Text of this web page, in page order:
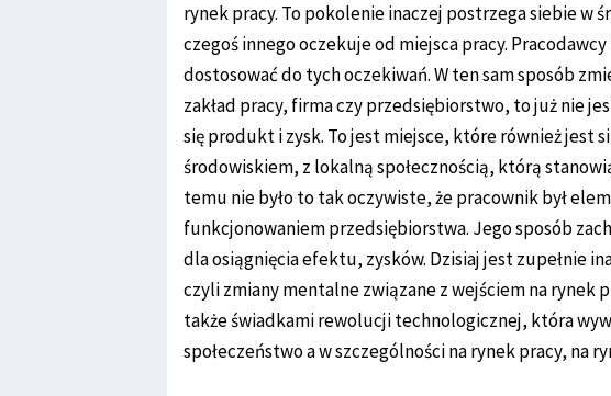
rynek pracy. To pokolenie inaczej postrzega siebie w
czegoś innego oczekuje od miejsca pracy.
dostosować do tych oczekiwań. W ten sam sposób
zakład pracy, firma czy przedsiębiorstwo, to już nie
się produkt i zysk. To jest miejsce, które również jest
środowiskiem, z lokalną społecznością, którą
temu nie było to tak oczywiste, że pracownik był
funkcjonowaniem przedsiębiorstwa. Jego sposób
dla osiągnięcia efektu, zysków. Dzisiaj jest zupełnie
czyli zmiany mentalne związane z wejściem na rynek
także świadkami rewolucji technologicznej, która
społeczeństwo a w szczególności na rynek pracy, na